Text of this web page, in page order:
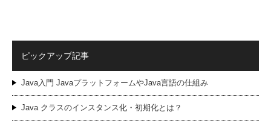
ピックアップ記事
Java入門 JavaプラットフォームやJava言語の仕組み
Java クラスのインスタンス化・初期化とは？